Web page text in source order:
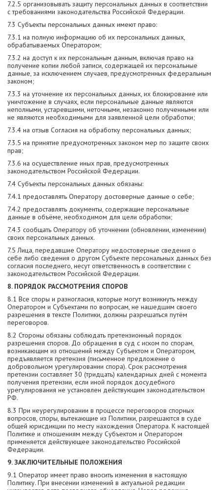
7.2.5 организовывать защиту персональных данных в соответствии
с требованиями законодательства Российской Федерации.
7.3 Субъекты персональных данных имеют право:
7.3.1 на полную информацию об их персональных данных,
обрабатываемых Оператором;
7.3.2 на доступ к их персональным данным, включая право на
получение копии любой записи, содержащей их персональные
данные, за исключением случаев, предусмотренных федеральным
законом;
7.3.3 на уточнение их персональных данных, их блокирование или
уничтожение в случаях, если персональные данные являются
неполными, устаревшими, неточными, незаконно полученными или
не являются необходимыми для заявленной цели обработки;
7.3.4 на отзыв Согласия на обработку персональных данных;
7.3.5 на принятие предусмотренных законом мер по защите своих
прав;
7.3.6 на осуществление иных прав, предусмотренных
законодательством Российской Федерации.
7.4 Субъекты персональных данных обязаны:
7.4.1 предоставлять Оператору достоверные данные о себе;
7.4.2 предоставлять документы, содержащие персональные
данные в объёме, необходимом для цели обработки;
7.4.3 сообщать Оператору об уточнении (обновлении, изменении)
своих персональных данных.
7.5 Лица, передавшие Оператору недостоверные сведения о
себе либо сведения о другом Субъекте персональных данных без
согласия последнего, несут ответственность в соответствии с
законодательством Российской Федерации.
8. ПОРЯДОК РАССМОТРЕНИЯ СПОРОВ
8.1 Все споры и разногласия, которые могут возникнуть между
Оператором и Субъектами по вопросам, не нашедшим своего
разрешения в тексте Политики, должны разрешаться путём
переговоров.
8.2 Стороны обязаны соблюдать претензионный порядок
разрешения споров. До обращения в суд с иском по спорам,
возникающим из отношений между Субъектом и Оператором,
предъявляется претензия (письменное предложение о
добровольном урегулировании спора). Срок рассмотрения
претензии составляет 30 (тридцать) календарных дней с момента
получения претензии, если иной порядок досудебного
урегулирования не установлен действующим законодательством
РФ.
8.3 При неурегулировании в процессе переговоров спорных
вопросов, споры, вытекающие из Политики, разрешаются в суде
общей юрисдикции по месту нахождения Оператора. К настоящей
Политике и отношениям между Субъектом и Оператором
применяется действующее законодательство Российской
Федерации.
9. ЗАКЛЮЧИТЕЛЬНЫЕ ПОЛОЖЕНИЯ
9.1 Оператор имеет право вносить изменения в настоящую
Политику. При внесении изменений в актуальной редакции